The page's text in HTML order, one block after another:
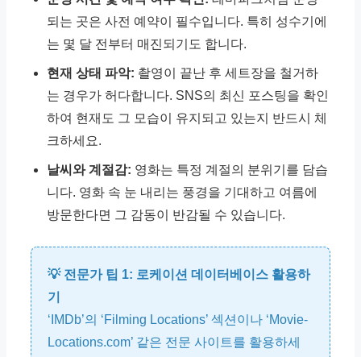
되는 곳은 사전 예약이 필수입니다. 특히 성수기에
는 몇 달 전부터 매진되기도 합니다.
현재 상태 파악: 촬영이 끝난 후 세트장을 철거하
는 경우가 허다합니다. SNS의 최신 포스팅을 확인
하여 현재도 그 모습이 유지되고 있는지 반드시 체
크하세요.
날씨와 계절감: 영화는 특정 계절의 분위기를 담습
니다. 영화 속 눈 내리는 풍경을 기대하고 여름에
방문한다면 그 감동이 반감될 수 있습니다.
💡 전문가 팁 1: 로케이션 데이터베이스 활용하
기
‘IMDb’의 ‘Filming Locations’ 섹션이나 ‘Movie-
Locations.com’ 같은 전문 사이트를 활용하세